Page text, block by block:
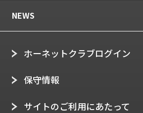
NEWS
ホーネットクラブログイン
保守情報
サイトのご利用にあたって